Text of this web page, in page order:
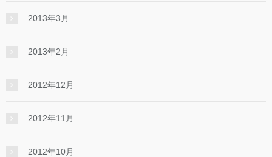
2013年3月
2013年2月
2012年12月
2012年11月
2012年10月